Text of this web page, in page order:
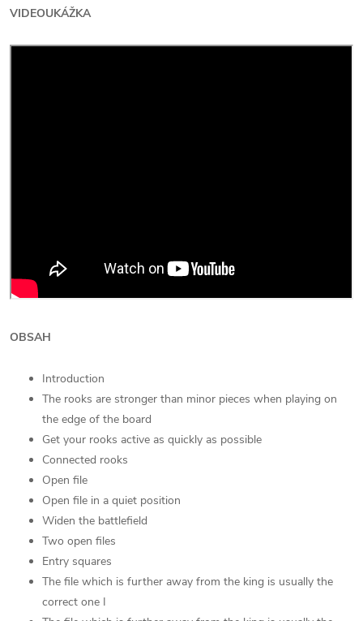
VIDEOUKÁŽKA
OBSAH
Introduction
The rooks are stronger than minor pieces when playing on
the edge of the board
Get your rooks active as quickly as possible
Connected rooks
Open file
Open file in a quiet position
Widen the battlefield
Two open files
Entry squares
The file which is further away from the king is usually the
correct one I